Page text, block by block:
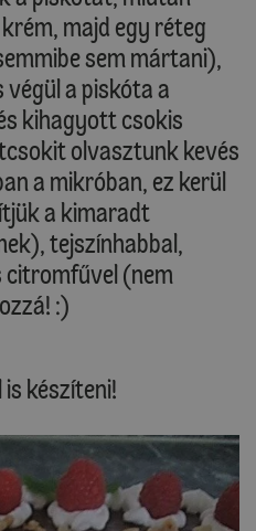
majd egy réteg
sem mártani),
végül a piskóta a
kihagyott csokis
olvasztunk kevés
a mikróban, ez kerül
a kimaradt
tejszínhabbal,
(nem
:)
készíteni!